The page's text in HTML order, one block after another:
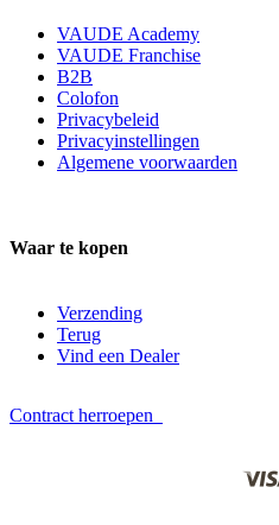
VAUDE Academy
VAUDE Franchise
B2B
Colofon
Privacybeleid
Privacyinstellingen
Algemene voorwaarden
Waar te kopen
Verzending
Terug
Vind een Dealer
Contract herroepen